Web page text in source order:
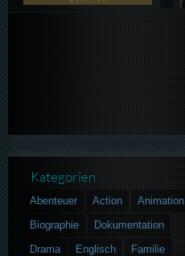
Kategorien
Abenteuer Action
Animation
Biographie
Dokumentation
Drama
Englisch
Familie